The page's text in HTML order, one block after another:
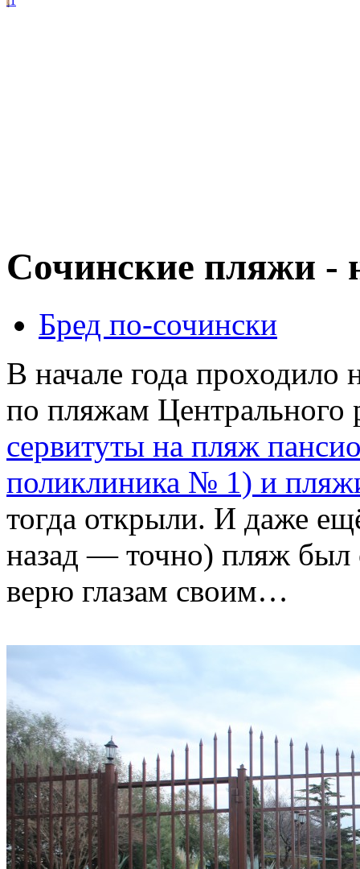
Сочинские пляжи -
Бред по-cочински
В начале года
по пляжам
сервитуты на пляж
поликлиника № 1) и
тогда открыли. И даже
назад — точно) пляж
верю глазам своим…